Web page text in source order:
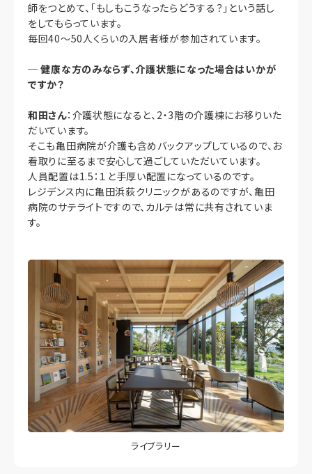
師をつとめて、「もしもこうなったらどうする？」という話し
をしてもらっています。
毎回40～50人くらいの入居者様が参加されています。
─健康な方のみならず、介護状態になった場合はいかが
ですか？
和田さん：介護状態になると、2・3階の介護棟にお移りいた
だいています。
そこも亀田病院が介護も含めバックアップしているので、お
看取りに至るまで安心して過ごしていただいています。
人員配置は1.5：１と手厚い配置になっているのです。
レジデンス内に亀田浜荻クリニックがあるのですが、亀田
病院のサテライトですので、カルテは常に共有されていま
す。
ライブラリー